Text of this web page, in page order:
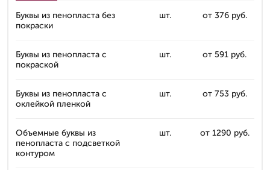
Буквы из пенопласта без
покраски
шт. от 376 руб.
Буквы из пенопласта с
покраской
шт. от 591 руб.
Буквы из пенопласта с
оклейкой пленкой
шт. от 753 руб.
Объемные буквы из
пенопласта с подсветкой
контуром
шт. от 1290 руб.